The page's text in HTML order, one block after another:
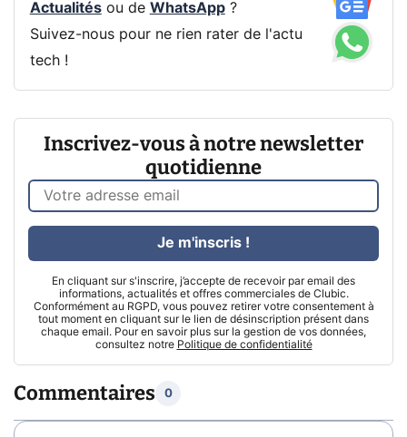
Actualitésou de WhatsApp?
Suivez-nous pour ne rien rater de l'actu
tech !
Inscrivez-vous à notre newsletter
quotidienne
En cliquant sur s'inscrire, j’accepte de recevoir par email des
informations, actualités et offres commerciales de Clubic.
Conformément au RGPD, vous pouvez retirer votre consentement à
tout moment en cliquant sur le lien de désinscription présent dans
chaque email. Pour en savoir plus sur la gestion de vos données,
consultez notre Politique de confidentialité
Je m'inscris !
Commentaires 0